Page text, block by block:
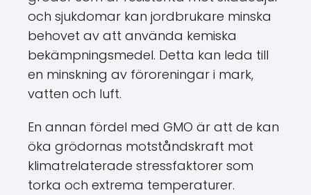
och sjukdomar kan jordbrukare minska
behovet av att använda kemiska
bekämpningsmedel. Detta kan leda till
en minskning av föroreningar i mark,
vatten och luft.
En annan fördel med GMO är att de kan
öka grödornas motståndskraft mot
klimatrelaterade stressfaktorer som
torka och extrema temperaturer.